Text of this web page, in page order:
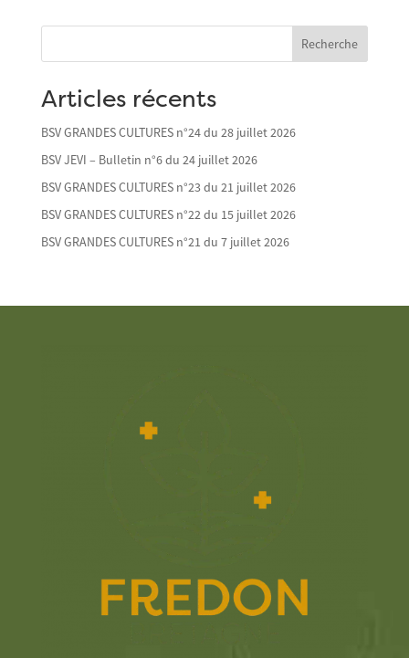
Recherche
Articles récents
BSV GRANDES CULTURES n°24 du 28 juillet 2026
BSV JEVI – Bulletin n°6 du 24 juillet 2026
BSV GRANDES CULTURES n°23 du 21 juillet 2026
BSV GRANDES CULTURES n°22 du 15 juillet 2026
BSV GRANDES CULTURES n°21 du 7 juillet 2026